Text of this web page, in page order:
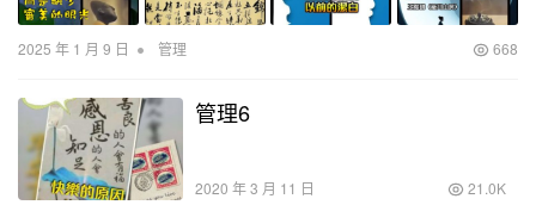
2025 年 1 月 9 日 • 管理 668
管理6
2020 年 3 月 11 日 21.0K